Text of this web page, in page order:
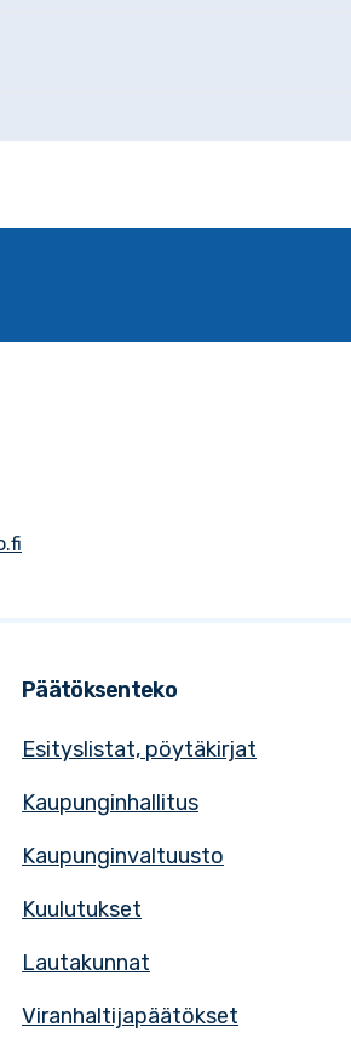
Päätöksenteko
Esityslistat, pöytäkirjat
Kaupunginhallitus
Kaupunginvaltuusto
Kuulutukset
Lautakunnat
Viranhaltijapäätökset